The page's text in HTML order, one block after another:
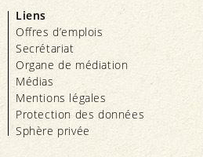
Liens
Offres d’emplois
Secrétariat
Organe de médiation
Médias
Mentions légales
Protection des données
Sphère privée